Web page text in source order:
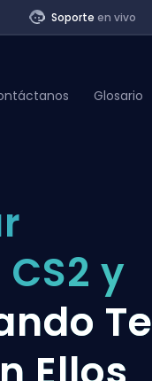
Soporteen vivo
Glosario
y
Te